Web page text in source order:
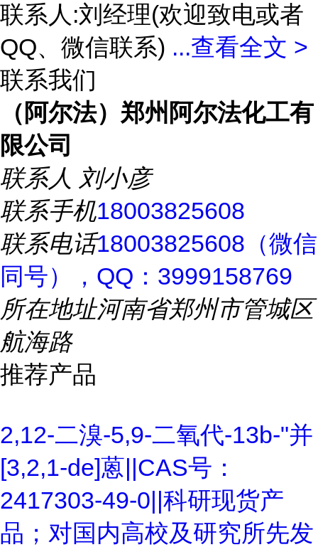
联系人:刘经理(欢迎致电或者
QQ、微信联系) ...查看全文 >
联系我们
（阿尔法）郑州阿尔法化工有
限公司
联系人 刘小彦
联系手机18003825608
联系电话18003825608（微信
同号），QQ：3999158769
所在地址河南省郑州市管城区
航海路
推荐产品
2,12-二溴-5,9-二氧代-13b-"并
[3,2,1-de]蒽||CAS号：
2417303-49-0||科研现货产
品；对国内高校及研究所先发